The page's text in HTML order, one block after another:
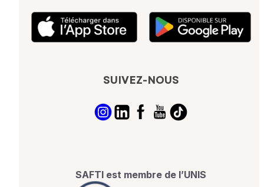
SUIVEZ-NOUS
SAFTI est membre de l’UNIS